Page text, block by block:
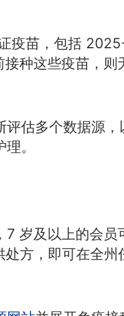
疫苗，包括
种这些疫苗，则
评估多个数据源，
。
7 岁及以上的会员
方，即可在全州